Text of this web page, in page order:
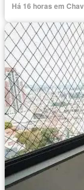
Há 16 horas em